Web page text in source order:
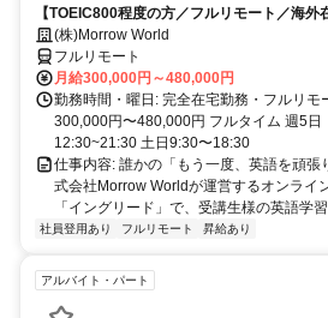
【TOEIC800程度の方／フルリモート／海
たが英語学習で経験した失敗も成功も。すべ
るお仕事です。
(株)Morrow World
フルリモート
月給300,000円～480,000円
勤務時間・曜日: 完全在宅勤務・フルリモ
300,000円〜480,000円 フルタイム 週5日
12:30~21:30 土日9:30〜18:30
仕事内容: 誰かの「もう一度、英語を頑張
式会社Morrow Worldが運営するオンライ
「イングリード」で、受講生様の英語学
社員登用あり フルリモート 昇給あり
アルバイト・パート